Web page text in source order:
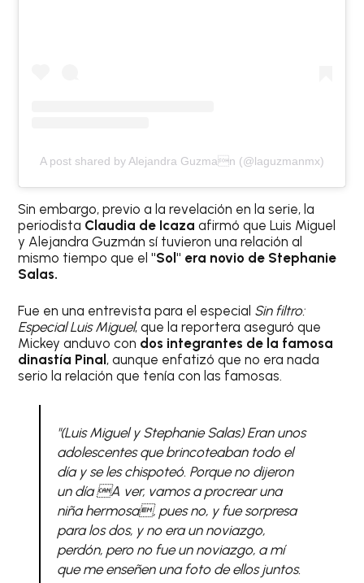
A post shared by Alejandra Guzman (@laguzmanmx)
Sin embargo, previo a la revelación en la serie, la
periodista Claudia de Icaza afirmó que Luis Miguel
y Alejandra Guzmán sí tuvieron una relación al
mismo tiempo que el "Sol" era novio de Stephanie
Salas.
Fue en una entrevista para el especial Sin filtro:
Especial Luis Miguel, que la reportera aseguró que
Mickey anduvo con dos integrantes de la famosa
dinastía Pinal , aunque enfatizó que no era nada
serio la relación que tenía con las famosas.
"(Luis Miguel y Stephanie Salas) Eran unos
adolescentes que brincoteaban todo el
día y se les chispoteó. Porque no dijeron
un día A ver, vamos a procrear una
niña hermosa, pues no, y fue sorpresa
para los dos, y no era un noviazgo,
perdón, pero no fue un noviazgo, a mí
que me enseñen una foto de ellos juntos.